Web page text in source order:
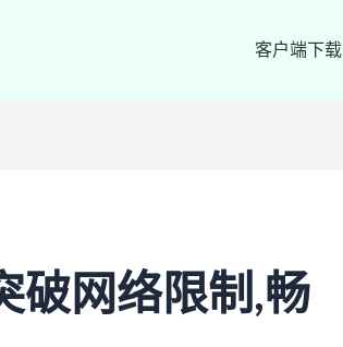
客户端下载
破网络限制,畅